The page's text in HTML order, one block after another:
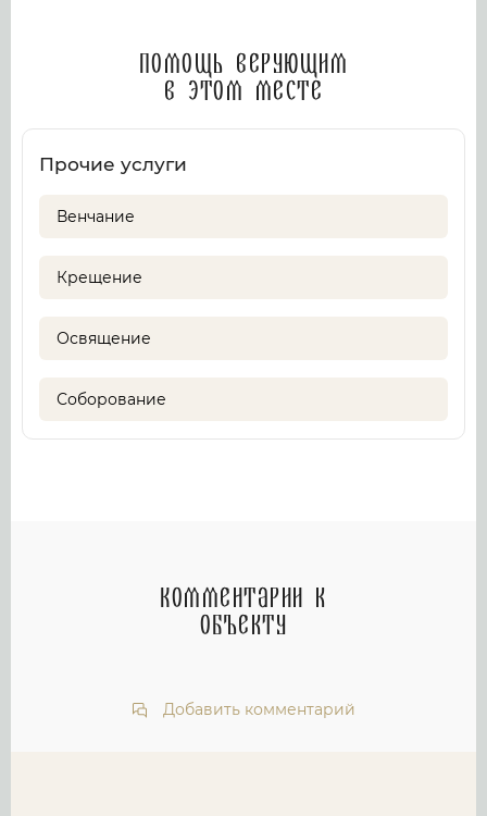
Помощь верующим
в этом месте
Прочие услуги
Венчание
Крещение
Освящение
Соборование
Комментарии к
объекту
Добавить комментарий